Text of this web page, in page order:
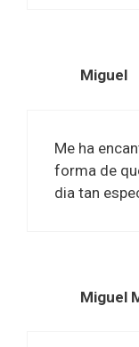
Miguel
Me ha
forma de
dia tan
Miguel